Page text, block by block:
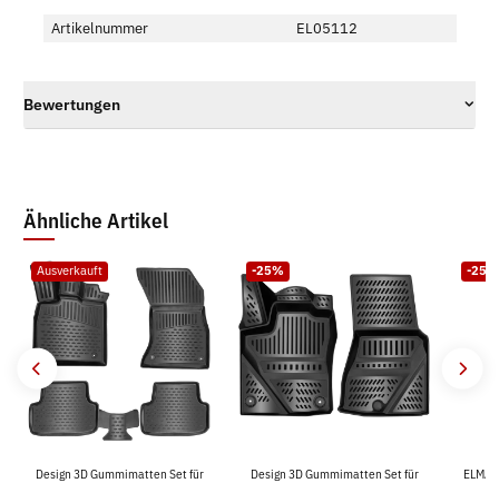
Artikelnummer EL05112
Bewertungen
Ähnliche Artikel
Ausverkauft
Design 3D Gummimatten Set für
-25%
Design 3D Gummimatten Set für
-25%